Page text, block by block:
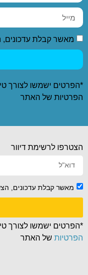
מאשר קבלת עדכונים,
*הפרטים ישמשו לצורך
הפרטיות של האתר
הצטרפו לרשימת דיוור
מאשר קבלת עדכונים,
*הפרטים ישמשו לצורך
הפרטיות של האתר